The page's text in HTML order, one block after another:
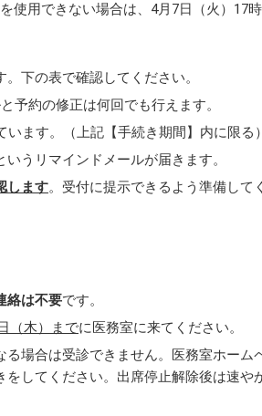
使用できない場合は、4月7日（火）17
下の表で確認してください。
予約の修正は何回でも行えます。
ます。（上記【手続き期間】内に限る）
うリマインドメールが届きます。
します。受付に提示できるよう準備して
絡は不要です。
（木）までに医務室に来てください。
場合は受診できません。医務室ホーム
をしてください。出席停止解除後は速や